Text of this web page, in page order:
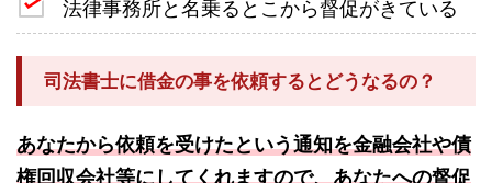
法律事務所と名乗るとこから督促がきている
司法書士に借金の事を依頼するとどうなるの？
あなたから依頼を受けたという通知を金融会社や債
権回収会社等にしてくれますので、あなたへの督促